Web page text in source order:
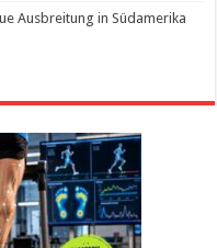
Ausbreitung in Südamerika